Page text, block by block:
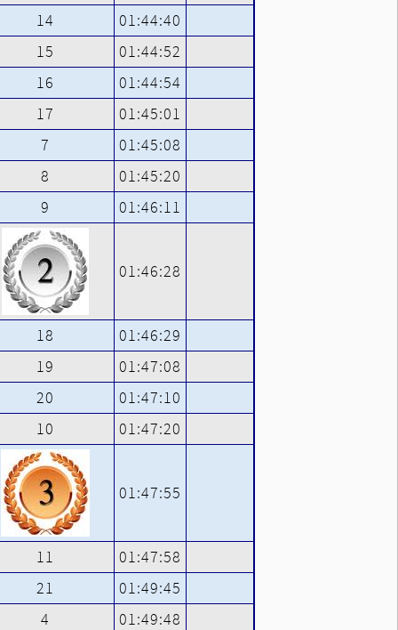
14
01:44:40
15
01:44:52
16
01:44:54
17
01:45:01
7
01:45:08
8
01:45:20
9
01:46:11
01:46:28
18
01:46:29
19
01:47:08
20
01:47:10
10
01:47:20
01:47:55
11
01:47:58
21
01:49:45
4
01:49:48